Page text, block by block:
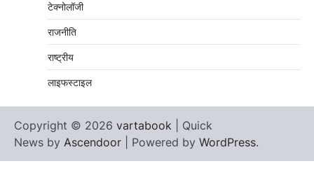
टेक्नोलॉजी
राजनीति
राष्ट्रीय
लाइफस्टाइल
Copyright © 2026 vartabook | Quick
News by Ascendoor | Powered by WordPress.